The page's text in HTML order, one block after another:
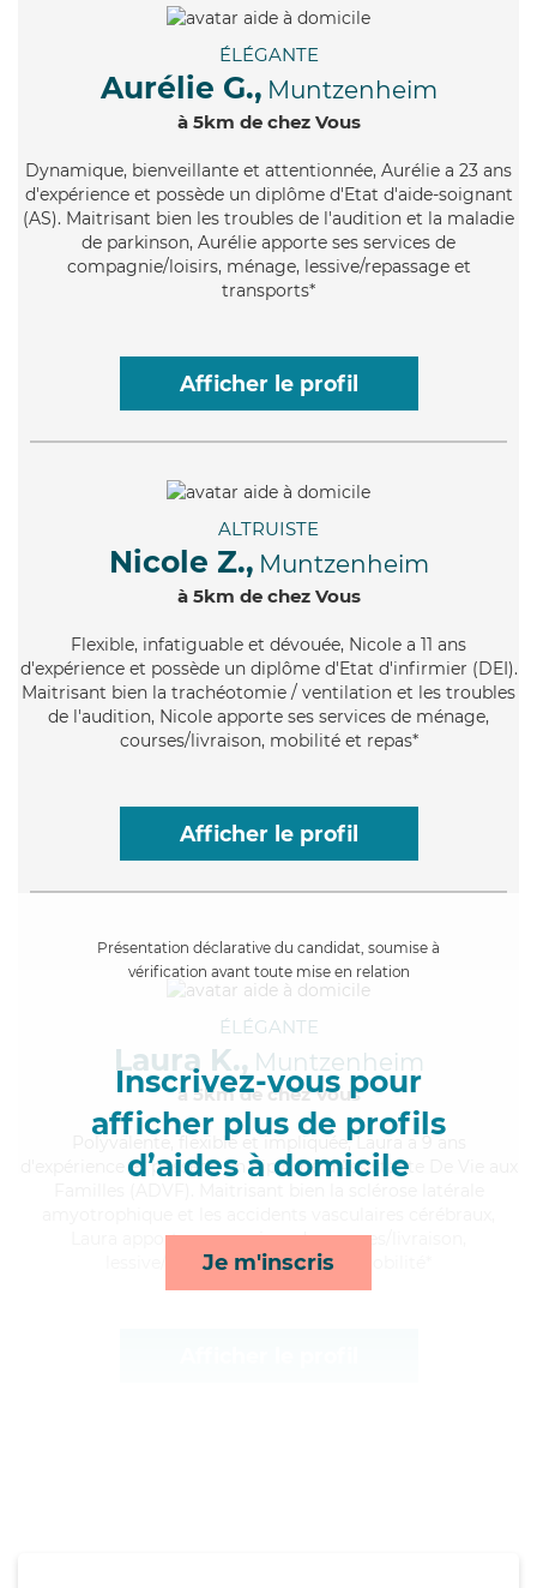
ÉLÉGANTE
Aurélie G., Muntzenheim
à 5km de chez Vous
Dynamique, bienveillante et attentionnée, Aurélie a 23 ans
d'expérience et possède un diplôme d'Etat d'aide-soignant
(AS). Maitrisant bien les troubles de l'audition et la maladie
de parkinson, Aurélie apporte ses services de
compagnie/loisirs, ménage, lessive/repassage et
transports*
Afficher le profil
ALTRUISTE
Nicole Z., Muntzenheim
à 5km de chez Vous
Flexible, infatiguable et dévouée, Nicole a 11 ans
d'expérience et possède un diplôme d'Etat d'infirmier (DEI).
Maitrisant bien la trachéotomie / ventilation et les troubles
de l'audition, Nicole apporte ses services de ménage,
courses/livraison, mobilité et repas*
Afficher le profil
Présentation déclarative du candidat, soumise à
vérification avant toute mise en relation
Inscrivez-vous pour
afficher plus de profils
d’aides à domicile
Je m'inscris
ÉLÉGANTE
Laura K., Muntzenheim
à 5km de chez Vous
, flexible et impliquée, Laura a 9 ans
d'expérience et possède un diplôme d'Assistante De Vie aux
Laura apporte ses services de courses/livraison,
lessive/repassage, ménage et mobilité*